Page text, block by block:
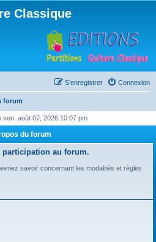
Classique
Connexion
S’enregistrer
forum
ven. août 07, 2026 10:07 pm
du forum
participation au forum.
savoir concernant les modalités et règles